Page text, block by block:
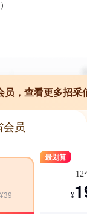
员，查看更多招采
员
¥39
最划算
12
¥